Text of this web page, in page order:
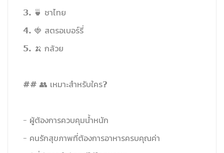
3. 🍵 ชาไทย
4. 🍓 สตรอเบอร์รี่
5. 🍌 กล้วย
## 👥 เหมาะสำหรับใคร?
- ผู้ต้องการควบคุมน้ำหนัก
- คนรักสุขภาพที่ต้องการอาหารครบคุณค่า